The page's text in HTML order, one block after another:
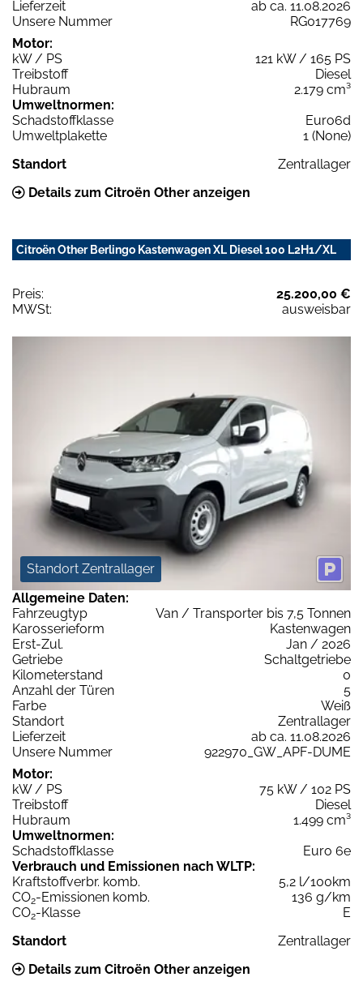
Lieferzeit
ab ca. 11.08.2026
Unsere Nummer
RG017769
Motor:
kW / PS
121 kW / 165 PS
Treibstoff
Diesel
Hubraum
2.179 cm³
Umweltnormen:
Schadstoffklasse
Euro6d
Umweltplakette
1 (None)
Standort
Zentrallager
Details zum Citroën Other anzeigen
Citroën Other Berlingo Kastenwagen XL Diesel 100 L2H1/XL
Preis:
25.200,00 €
MWSt:
ausweisbar
Standort Zentrallager
Allgemeine Daten:
Fahrzeugtyp
Van / Transporter bis 7,5 Tonnen
Karosserieform
Kastenwagen
Erst-Zul.
Jan / 2026
Getriebe
Schaltgetriebe
Kilometerstand
0
Anzahl der Türen
5
Farbe
Weiß
Standort
Zentrallager
Lieferzeit
ab ca. 11.08.2026
Unsere Nummer
922970_GW_APF-DUME
Motor:
kW / PS
75 kW / 102 PS
Treibstoff
Diesel
Hubraum
1.499 cm³
Umweltnormen:
Schadstoffklasse
Euro 6e
Verbrauch und Emissionen nach WLTP:
Kraftstoffverbr. komb.
5,2 l/100km
CO2-Emissionen komb.
136 g/km
CO2-Klasse
E
Standort
Zentrallager
Details zum Citroën Other anzeigen